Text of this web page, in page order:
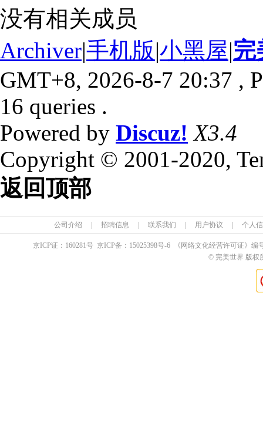
没有相关成员
Archiver|手机版|小黑屋|完
GMT+8, 2026-8-7 20:37 ,
16 queries .
Powered by Discuz! X3.4
Copyright © 2001-2020,
返回顶部
公司介绍 招聘信息 联系我们 用户协议 个人
京ICP证： 160281号 京ICP备： 15025398号-6 《网络文化经营许可证》编
© 完美世界 版权